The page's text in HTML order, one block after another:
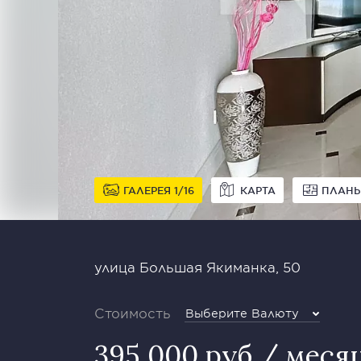
ГАЛЕРЕЯ 1 16 КАРТА
улица Большая Якиманка, 50
Стоимость Выберите Валюту